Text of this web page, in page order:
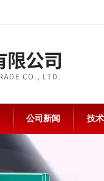
公司新闻 技